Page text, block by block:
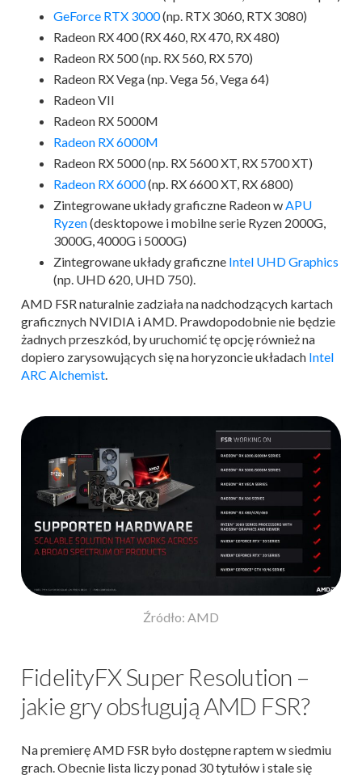
GeForce RTX 3000(np. RTX 3060, RTX 3080)
Radeon RX 400 (RX 460, RX 470, RX 480)
Radeon RX 500 (np. RX 560, RX 570)
Radeon RX Vega (np. Vega 56, Vega 64)
Radeon VII
Radeon RX 5000M
Radeon RX 6000M
Radeon RX 5000 (np. RX 5600 XT, RX 5700 XT)
Radeon RX 6000(np. RX 6600 XT, RX 6800)
Zintegrowane układy graficzne Radeon wAPU
Ryzen(desktopowe i mobilne serie Ryzen 2000G,
3000G, 4000G i 5000G)
Zintegrowane układy graficzne Intel UHD Graphics
(np. UHD 620, UHD 750).
AMD FSR naturalnie zadziała na nadchodzących kartach
graficznych NVIDIA i AMD. Prawdopodobnie nie będzie
żadnych przeszkód, by uruchomić tę opcję również na
dopiero zarysowujących się na horyzoncie układach Intel
ARC Alchemist.
Źródło: AMD
FidelityFX Super Resolution –
jakie gry obsługują AMD FSR?
Na premierę AMD FSR było dostępne raptem w siedmiu
grach. Obecnie lista liczy ponad 30 tytułów i stale się